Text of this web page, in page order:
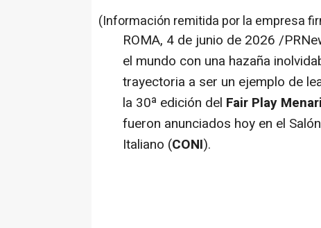
(Información remitida por la empresa
ROMA, 4 de junio de 2026 /
el mundo con una hazaña
trayectoria a ser un ejemplo de
la 30ª edición del Fair Play
fueron anunciados hoy en el
Italiano (CONI).